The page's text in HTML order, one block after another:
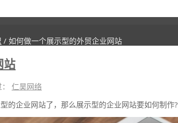
/ 如何做一个展示型的外贸企业网站
站
仁昊网络
的企业网站了，那么展示型的企业网站要如何制作?